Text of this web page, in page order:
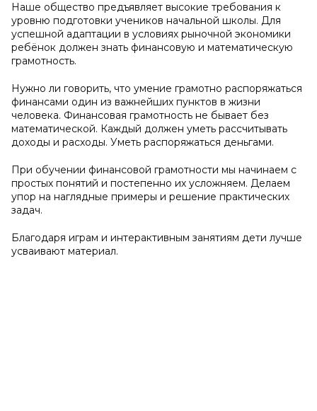
Наше общество предъявляет высокие требования к
уровню подготовки учеников начальной школы. Для
успешной адаптации в условиях рыночной экономики
ребёнок должен знать финансовую и математическую
грамотность.
Нужно ли говорить, что умение грамотно распоряжаться
финансами один из важнейших пунктов в жизни
человека. Финансовая грамотность не бывает без
математической. Каждый должен уметь рассчитывать
доходы и расходы. Уметь распоряжаться деньгами.
При обучении финансовой грамотности мы начинаем с
простых понятий и постепенно их усложняем. Делаем
упор на наглядные примеры и решение практических
задач.
Благодаря играм и интерактивным занятиям дети лучше
усваивают материал.